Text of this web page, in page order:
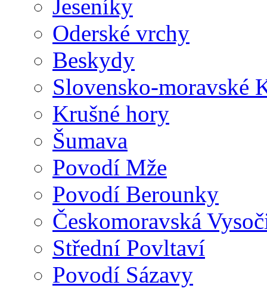
Jeseníky
Oderské vrchy
Beskydy
Slovensko-moravské
Krušné hory
Šumava
Povodí Mže
Povodí Berounky
Českomoravská
Střední Povltaví
Povodí Sázavy